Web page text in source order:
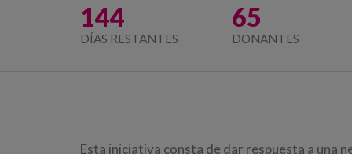
144
DÍAS RESTANTES
65
DONANTES
Esta iniciativa consta de dar respuesta a una